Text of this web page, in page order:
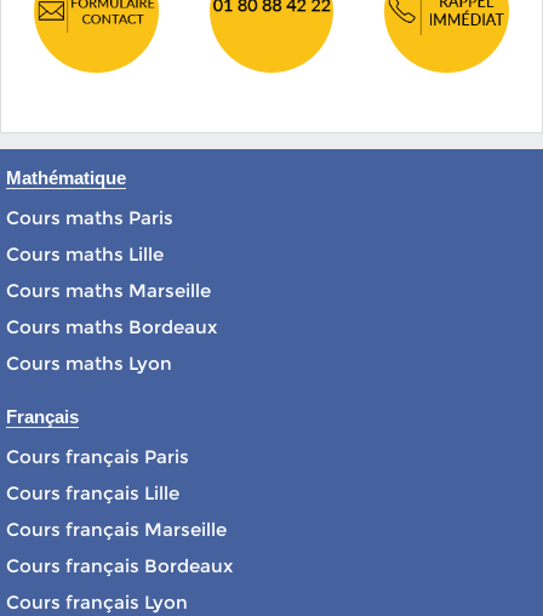
Mathématique
Cours maths Paris
Cours maths Lille
Cours maths Marseille
Cours maths Bordeaux
Cours maths Lyon
Français
Cours français Paris
Cours français Lille
Cours français Marseille
Cours français Bordeaux
Cours français Lyon